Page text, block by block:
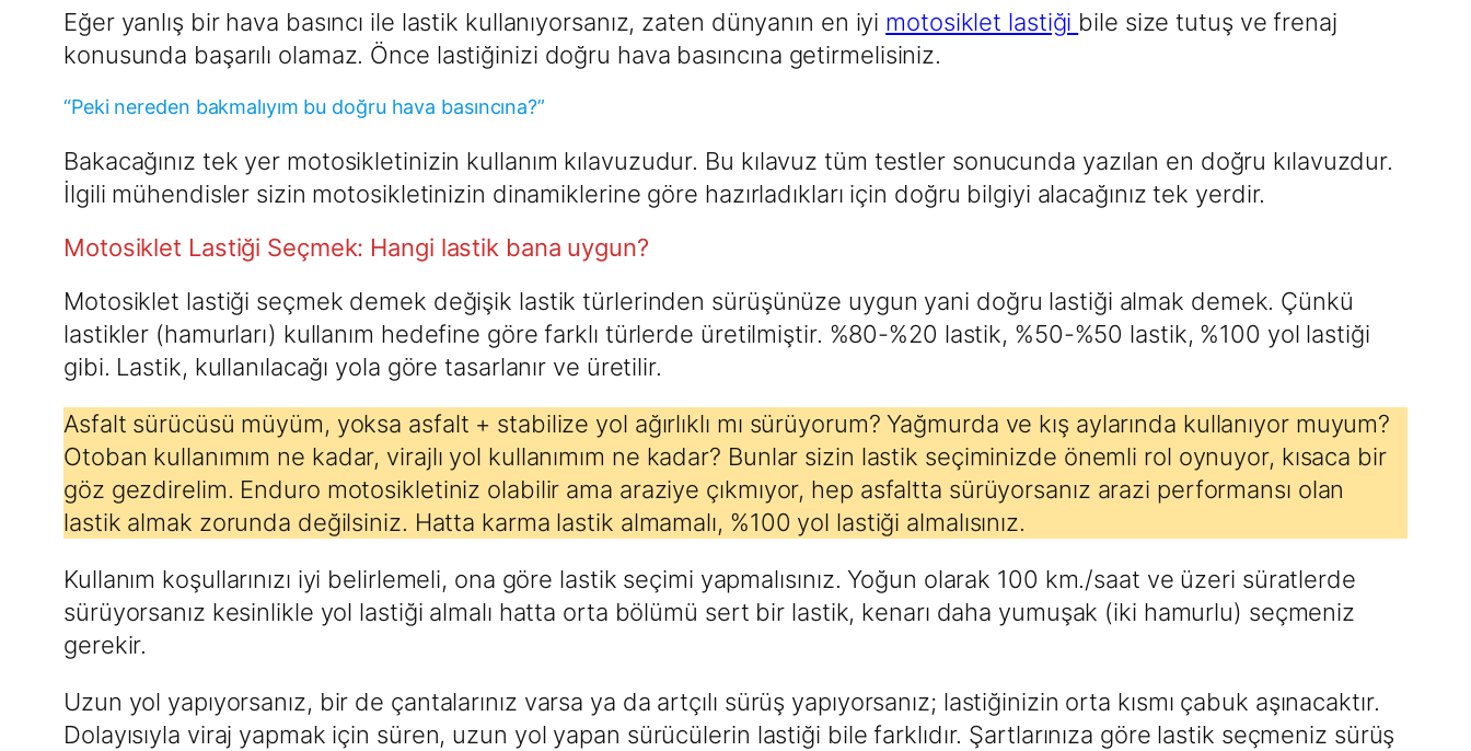
Eğer yanlış bir hava basıncı ile lastik kullanıyorsanız, zaten dünyanın en iyi motosiklet lastiği bile size tutuş ve frenaj
konusunda başarılı olamaz. Önce lastiğinizi doğru hava basıncına getirmelisiniz.
“Peki nereden bakmalıyım bu doğru hava basıncına?”
Bakacağınız tek yer motosikletinizin kullanım kılavuzudur. Bu kılavuz tüm testler sonucunda yazılan en doğru kılavuzdur.
İlgili mühendisler sizin motosikletinizin dinamiklerine göre hazırladıkları için doğru bilgiyi alacağınız tek yerdir.
Motosiklet Lastiği Seçmek: Hangi lastik bana uygun?
Motosiklet lastiği seçmek demek değişik lastik türlerinden sürüşünüze uygun yani doğru lastiği almak demek. Çünkü
lastikler (hamurları) kullanım hedefine göre farklı türlerde üretilmiştir. %80-%20 lastik, %50-%50 lastik, %100 yol lastiği
gibi. Lastik, kullanılacağı yola göre tasarlanır ve üretilir.
Asfalt sürücüsü müyüm, yoksa asfalt + stabilize yol ağırlıklı mı sürüyorum? Yağmurda ve kış aylarında kullanıyor muyum?
Otoban kullanımım ne kadar, virajlı yol kullanımım ne kadar? Bunlar sizin lastik seçiminizde önemli rol oynuyor, kısaca bir
göz gezdirelim. Enduro motosikletiniz olabilir ama araziye çıkmıyor, hep asfaltta sürüyorsanız arazi performansı olan
lastik almak zorunda değilsiniz. Hatta karma lastik almamalı, %100 yol lastiği almalısınız.
Kullanım koşullarınızı iyi belirlemeli, ona göre lastik seçimi yapmalısınız. Yoğun olarak 100 km./saat ve üzeri süratlerde
sürüyorsanız kesinlikle yol lastiği almalı hatta orta bölümü sert bir lastik, kenarı daha yumuşak (iki hamurlu) seçmeniz
gerekir.
Uzun yol yapıyorsanız, bir de çantalarınız varsa ya da artçılı sürüş yapıyorsanız; lastiğinizin orta kısmı çabuk aşınacaktır.
Dolayısıyla viraj yapmak için süren, uzun yol yapan sürücülerin lastiği bile farklıdır. Şartlarınıza göre lastik seçmeniz sürüş